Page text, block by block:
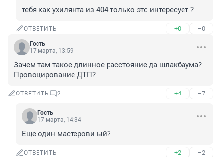
тебя как ухилянта из 404 только это интересует ?
ОТВЕТИТЬ +0 –0
Гость
17 марта, 13:59
Зачем там такое длинное расстояние да шлакбаума?
Провоцирование ДТП?
ОТВЕТИТЬ 2 +4 –7
Гость
17 марта, 14:34
Еще один мастерови ый?
ОТВЕТИТЬ +2 –2